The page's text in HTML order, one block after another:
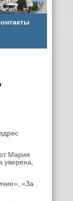
Мария
уверена,
«За